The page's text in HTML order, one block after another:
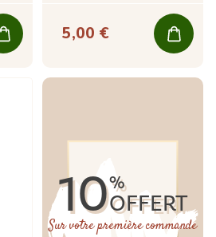
5,00 €
10%
OFFERT
Sur votre première commande